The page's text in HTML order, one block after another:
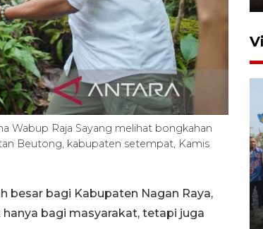
Wabup Raja Sayang melihat bongkahan
Beutong, kabupaten setempat, Kamis
besar bagi Kabupaten Nagan Raya,
bagi masyarakat, tetapi juga
terima peralihan RSUD Cut
Meutia